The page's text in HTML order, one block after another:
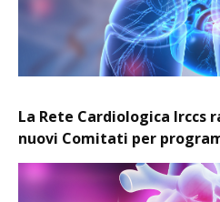
La Rete Cardiologica Irccs
nuovi Comitati per